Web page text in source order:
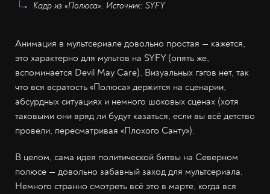
Кадр из «Полюса». Источник: SYFY
Анимация в мультсериале довольно простая — кажется,
это характерно для мультов на SYFY (опять же,
вспоминается Devil May Care). Визуальных гэгов нет, так
что вся всратость «Полюса» держится на сценарии,
абсурдных ситуациях и немного шоковых сценах (хотя
таковыми они вряд ли будут казаться, если вы всё детство
провели, пересматривая «Плохого Санту»).
В целом, сама идея политической битвы на Северном
полюсе — довольно забавный заход для мультсериала.
Немного странно смотреть всё это в марте, когда вся